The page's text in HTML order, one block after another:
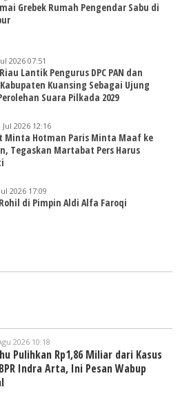
Grebek Rumah Pengendar Sabu di
2026 07:51
Riau Lantik Pengurus DPC PAN dan
Kuansing Sebagai Ujung
Suara Pilkada 2029
2026 12:16
Minta Hotman Paris Minta Maaf ke
Tegaskan Martabat Pers Harus
2026 17:09
di Pimpin Aldi Alfa Faroqi
2026 10:18
Pulihkan Rp1,86 Miliar dari Kasus
Indra Arta, Ini Pesan Wabup